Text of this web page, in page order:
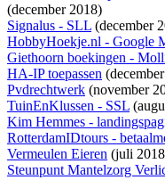
(december 2018)
Signalus - SLL (december
HobbyHoekje.nl - Google
Giethoorn boekingen -
HA-IP toepassen
Pvdrechtwerk (november
TuinEnKlussen - SSL
Kim Hemmes -
RotterdamIDtours -
Vermeulen Eieren (juli
Steunpunt Mantelzorg